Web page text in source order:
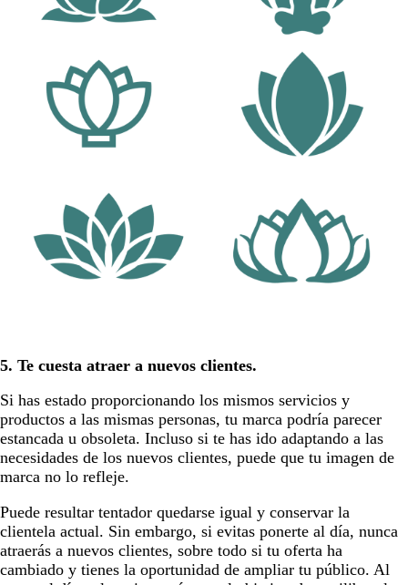
5. Te cuesta atraer a nuevos clientes.
Si has estado proporcionando los mismos servicios y
productos a las mismas personas, tu marca podría parecer
estancada u obsoleta. Incluso si te has ido adaptando a las
necesidades de los nuevos clientes, puede que tu imagen de
marca no lo refleje.
Puede resultar tentador quedarse igual y conservar la
clientela actual. Sin embargo, si evitas ponerte al día, nunca
atraerás a nuevos clientes, sobre todo si tu oferta ha
cambiado y tienes la oportunidad de ampliar tu público. Al